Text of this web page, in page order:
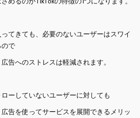
てきても、必要のないユーザーはスワイ
で
告へのストレスは軽減されます。
ーしていないユーザーに対しても
告を使ってサービスを展開できるメリッ